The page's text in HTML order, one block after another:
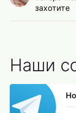
захотите
Наши